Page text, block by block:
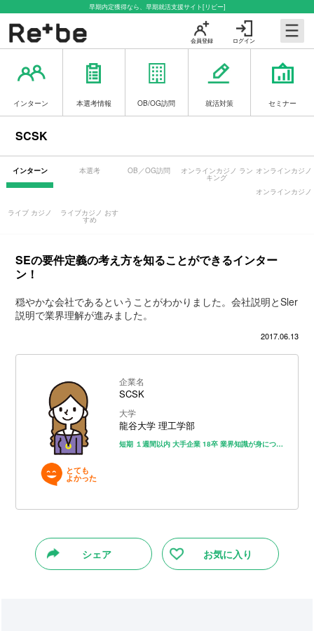
早期内定獲得なら、早期就活支援サイト[リビー]
ログイン
会員登録
インターン 本選考情報 OB/OG訪問 就活対策 セミナー
SCSK
インターン 本選考 OB／OG訪問 オンラインカジノ ラン
キング
オンラインカジノ
オンラインカジノ
ライブ カジノ ライブカジノ おす
すめ
SEの要件定義の考え方を知ることができるインター
ン！
穏やかな会社であるということがわかりました。会社説明とSler
説明で業界理解が進みました。
2017.06.13
とても
よかった
企業名
SCSK
大学
龍谷大学 理工学部
短期 １週間以内 大手企業 18卒 業界知識が身につく
シェア お気に入り